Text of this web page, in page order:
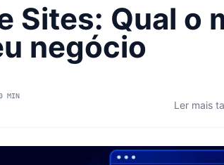
Sites: Qual o
negócio
MIN
Ler mais